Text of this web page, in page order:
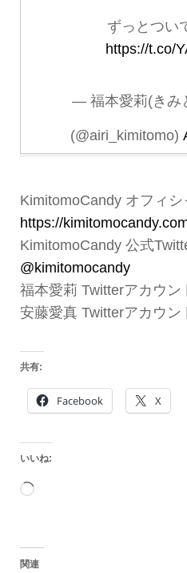
ずっとつい
https://t.co/
— 福本愛莉(きみ
(@airi_kimitomo)
KimitomoCandy オフィシ
https://
KimitomoCandy 公式
@kimitomocandy
福本愛莉 Twitterアカウン
安藤愛真 Twitterアカウン
共有:
Facebook X
いいね:
読
込
関連